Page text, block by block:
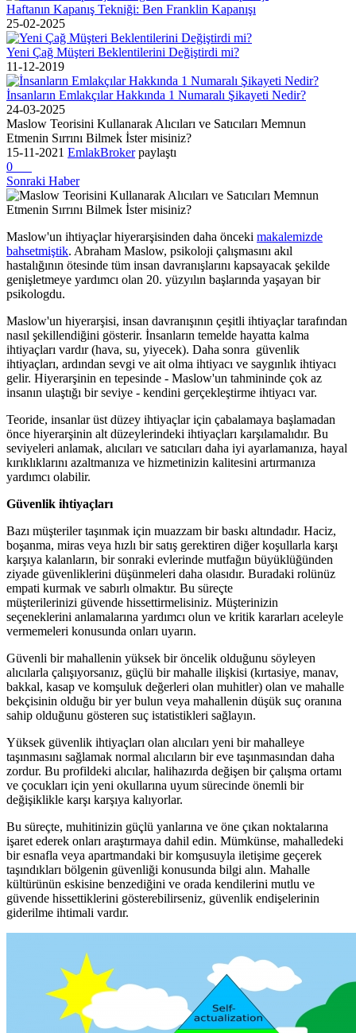
Haftanın Kapanış Tekniği: Ben Franklin Kapanışı
25-02-2025
Yeni Çağ Müşteri Beklentilerini Değiştirdi mi?
11-12-2019
İnsanların Emlakçılar Hakkında 1 Numaralı Şikayeti Nedir?
24-03-2025
Maslow Teorisini Kullanarak Alıcıları ve Satıcıları Memnun
Etmenin Sırrını Bilmek İster misiniz?
15-11-2021 EmlakBroker paylaştı
0
Sonraki Haber
Maslow'un ihtiyaçlar hiyerarşisinden daha önceki makalemizde
bahsetmiştik. Abraham Maslow, psikoloji çalışmasını akıl
hastalığının ötesinde tüm insan davranışlarını kapsayacak şekilde
genişletmeye yardımcı olan 20. yüzyılın başlarında yaşayan bir
psikologdu.
Maslow'un hiyerarşisi, insan davranışının çeşitli ihtiyaçlar tarafından
nasıl şekillendiğini gösterir. İnsanların temelde hayatta kalma
ihtiyaçları vardır (hava, su, yiyecek). Daha sonra güvenlik
ihtiyaçları, ardından sevgi ve ait olma ihtiyacı ve saygınlık ihtiyacı
gelir. Hiyerarşinin en tepesinde - Maslow'un tahmininde çok az
insanın ulaştığı bir seviye - kendini gerçekleştirme ihtiyacı var.
Teoride, insanlar üst düzey ihtiyaçlar için çabalamaya başlamadan
önce hiyerarşinin alt düzeylerindeki ihtiyaçları karşılamalıdır. Bu
seviyeleri anlamak, alıcıları ve satıcıları daha iyi ayarlamanıza, hayal
kırıklıklarını azaltmanıza ve hizmetinizin kalitesini artırmanıza
yardımcı olabilir.
Güvenlik ihtiyaçları
Bazı müşteriler taşınmak için muazzam bir baskı altındadır. Haciz,
boşanma, miras veya hızlı bir satış gerektiren diğer koşullarla karşı
karşıya kalanların, bir sonraki evlerinde mutfağın büyüklüğünden
ziyade güvenliklerini düşünmeleri daha olasıdır. Buradaki rolünüz
empati kurmak ve sabırlı olmaktır. Bu süreçte
müşterilerinizi güvende hissettirmelisiniz. Müşterinizin
seçeneklerini anlamalarına yardımcı olun ve kritik kararları aceleyle
vermemeleri konusunda onları uyarın.
Güvenli bir mahallenin yüksek bir öncelik olduğunu söyleyen
alıcılarla çalışıyorsanız, güçlü bir mahalle ilişkisi (kırtasiye, manav,
bakkal, kasap ve komşuluk değerleri olan muhitler) olan ve mahalle
bekçisinin olduğu bir yer bulun veya mahallenin düşük suç oranına
sahip olduğunu gösteren suç istatistikleri sağlayın.
Yüksek güvenlik ihtiyaçları olan alıcıları yeni bir mahalleye
taşınmasını sağlamak normal alıcıların bir eve taşınmasından daha
zordur. Bu profildeki alıcılar, halihazırda değişen bir çalışma ortamı
ve çocukları için yeni okullarına uyum sürecinde önemli bir
değişiklikle karşı karşıya kalıyorlar.
Bu süreçte, muhitinizin güçlü yanlarına ve öne çıkan noktalarına
işaret ederek onları araştırmaya dahil edin. Mümkünse, mahalledeki
bir esnafla veya apartmandaki bir komşusuyla iletişime geçerek
taşındıkları bölgenin güvenliği konusunda bilgi alın. Mahalle
kültürünün eskisine benzediğini ve orada kendilerini mutlu ve
güvende hissettiklerini gösterebilirseniz, güvenlik endişelerinin
giderilme ihtimali vardır.